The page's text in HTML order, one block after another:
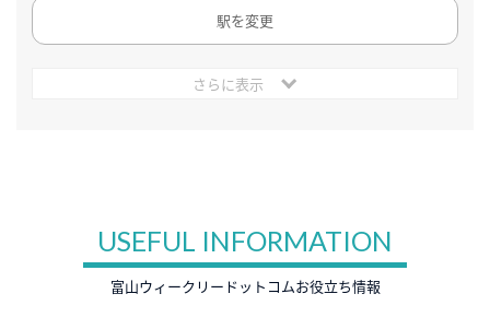
駅を変更
さらに表示
USEFUL INFORMATION
富山ウィークリードットコムお役立ち情報